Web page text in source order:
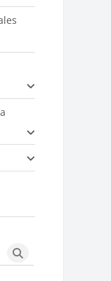
Search courses